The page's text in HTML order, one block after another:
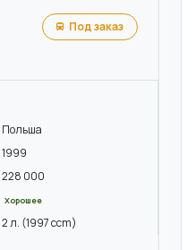
Под заказ
Польша
1999
228 000
Хорошее
2 л. (1997 ccm)